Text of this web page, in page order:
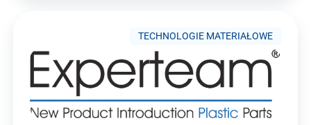
TECHNOLOGIE MATERIAŁOWE